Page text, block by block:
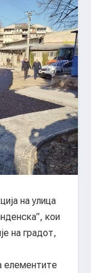
на улица
кои
на градот,